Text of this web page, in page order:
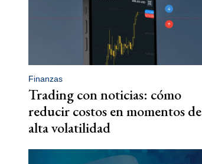
Finanzas
Trading con noticias: cómo
reducir costos en momentos de
alta volatilidad